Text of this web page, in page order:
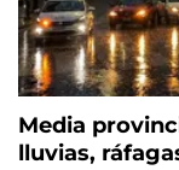
Media
lluvias,